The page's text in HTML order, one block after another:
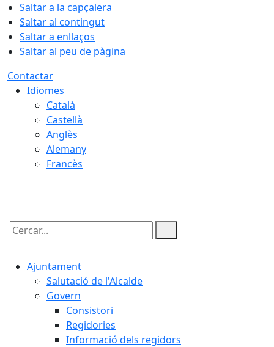
Saltar a la capçalera
Saltar al contingut
Saltar a enllaços
Saltar al peu de pàgina
Contactar
Idiomes
Català
Castellà
Anglès
Alemany
Francès
Cercar:
Ajuntament
Salutació de l'Alcalde
Govern
Consistori
Regidories
Informació dels regidors